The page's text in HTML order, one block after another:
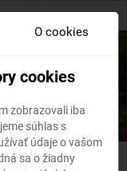
/ Honolulu
O cookies
cookies
zobrazovali iba
súhlas s
údaje o vašom
sa o žiadny